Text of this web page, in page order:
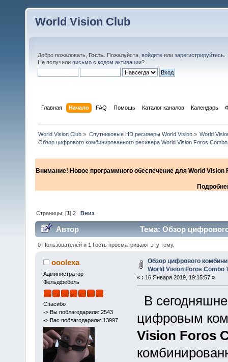
World Vision Club
Добро пожаловать, Гость . Пожалуйста, войдите или зарегистрируйтесь
Не получили письмо с кодом активации?
Главная Начало FAQ Помощь Каталог каналов Календарь
World Vision Club » Спутниковые HD ресиверы World Vision» World
Обзор цифрового комбинированного ресивера World Vision Foros
Внимание! Новое программного обеспечение для World
Страницы: [1]2 Вниз
Автор
Тема: Обзор
T2/S2/C (Прочитано 119085 раз)
0 Пользователей и 1 Гость просматривают эту тему.
ooolexa
Администратор
Фельдфебель
Спасибо
-> Вы поблагодарили: 2543
-> Вас поблагодарили: 13997
Обзор цифрового
World Vision Foros Combo
« : 16 Января 2019, 19:15:57 »
В
цифровым
Vision Foros